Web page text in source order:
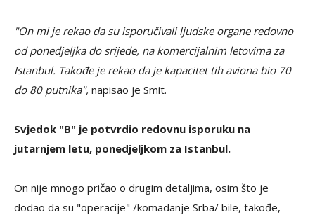
"On mi je rekao da su isporučivali ljudske organe redovno
od ponedjeljka do srijede, na komercijalnim letovima za
Istanbul. Takođe je rekao da je kapacitet tih aviona bio 70
do 80 putnika", napisao je Smit.
Svjedok "B" je potvrdio redovnu isporuku na
jutarnjem letu, ponedjeljkom za Istanbul.
On nije mnogo pričao o drugim detaljima, osim što je
dodao da su "operacije" /komadanje Srba/ bile, takođe,